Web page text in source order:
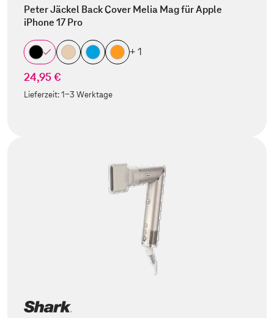
Peter Jäckel Back Cover Melia Mag für Apple
iPhone 17 Pro
+ 1
24,95 €
Lieferzeit:1-3 Werktage